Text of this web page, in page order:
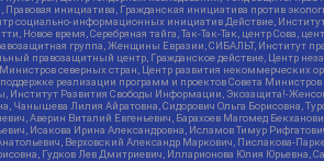
инициатива, Гражданская инициатива против
социально-информационных инициатив Действие,
время, Серебряная тайга, Так-Так-Так, центр Сова,
группа, Женщины Евразии, СИБАЛЬТ, Институт
правозащитный центр, Гражданское действие,
северных стран, Центр развития
реализации программ и проектов Совета
Институт Развития Свободы Информации, Экозащита!-
Лилия Айратовна, Сидорович Ольга Борисовна,
Аверин Виталий Евгеньевич, Барахоев Магомед
Исакова Ирина Александровна, Исламов Тимур
Верховский Александр Маркович, Пислакова-
Гудков Лев Дмитриевич, Илларионова Юлия Юрьевна,